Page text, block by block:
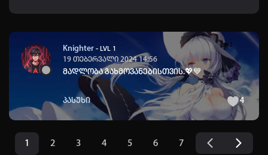
Knighter - LVL 1
19 თებერვალი 2024 14:56
მადლობა გახმოვანებისთვის.💖💙
პასუხი 4
1 2 3 4 5 6 7